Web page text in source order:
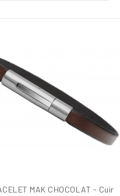
MAK CHOCOLAT - Cuir